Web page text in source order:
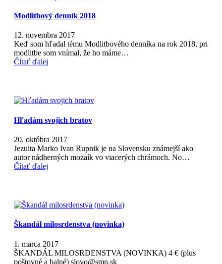
Modlitbový denník 2018
12. novembra 2017
Keď som hľadal tému Modlitbového denníka na rok 2018, pri
modlitbe som vnímal, že ho máme…
Čítať ďalej
Hľadám svojich bratov
20. októbra 2017
Jezuita Marko Ivan Rupnik je na Slovensku známejší ako
autor nádherných mozaík vo viacerých chrámoch. No…
Čítať ďalej
Škandál milosrdenstva (novinka)
1. marca 2017
ŠKANDÁL MILOSRDENSTVA (NOVINKA) 4 € (plus
poštovné a balné) slovo@smn.sk